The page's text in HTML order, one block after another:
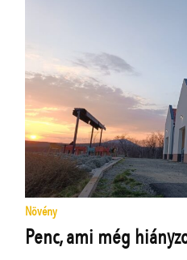
Növény
Penc, ami még